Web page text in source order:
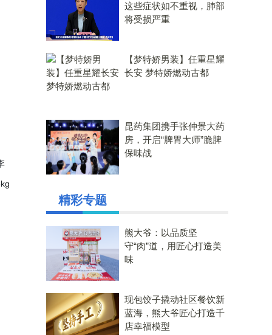
这些症状如不重视，肺部
将受损严重
【梦特娇男装】任重星耀
长安 梦特娇燃动古都
昆药集团携手张仲景大药
房，开启“脾胃大师”脆脾
保味战
精彩专题
熊大爷：以品质坚
守“肉”道，用匠心打造美
味
现包饺子撬动社区餐饮新
蓝海，熊大爷匠心打造千
店幸福模型